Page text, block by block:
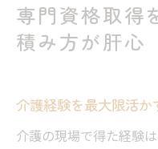
専門資格取得
積み方が肝心
介護経験を最大限活か
介護の現場で得た経験